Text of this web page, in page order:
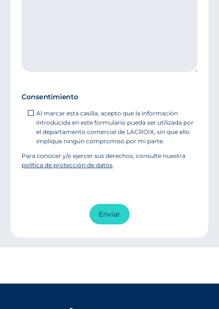
Consentimiento
Al marcar esta casilla, acepto que la información
introducida en este formulario pueda ser utilizada por
el departamento comercial de LACROIX, sin que ello
implique ningún compromiso por mi parte.
Para conocer y/o ejercer sus derechos, consulte nuestra
política de protección de datos.